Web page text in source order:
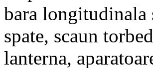
bara longitudinala
spate, scaun
lanterna,